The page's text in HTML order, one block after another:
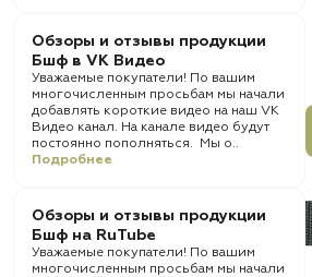
Обзоры и отзывы продукции
Бшф в VK Видео
Уважаемые покупатели! По вашим
многочисленным просьбам мы начали
добавлять короткие видео на наш VK
Видео канал. На канале видео будут
постоянно пополняться. Мы о..
Подробнее
Обзоры и отзывы продукции
Бшф на RuTube
Уважаемые покупатели! По вашим
многочисленным просьбам мы начали